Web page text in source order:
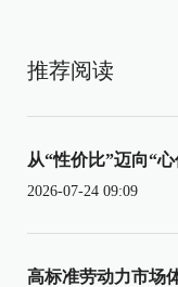
推荐阅读
从“性价比”迈向“
2026-07-24 09:09
高标准劳动力市场